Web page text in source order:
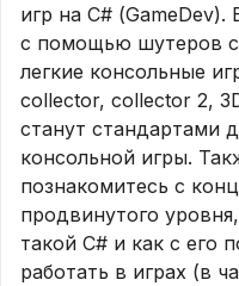
игр на С# (GameDev).
с помощью шутеров
легкие консольные
collector, collector 2,
станут стандартами
консольной игры.
познакомитесь с
продвинутого
такой C# и как с его
работать в играх (в